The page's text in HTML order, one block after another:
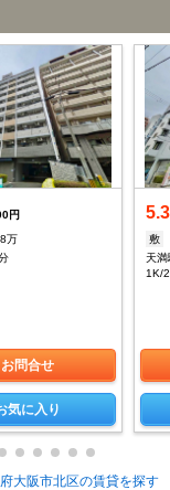
円
万
お問合せ
気に入り
5.3
敷
天満
1K/
大阪市北区の賃貸を探す